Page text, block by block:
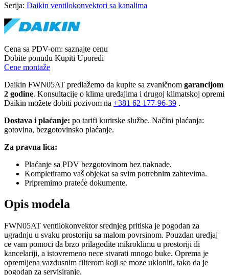
Serija: Daikin ventilokonvektori sa kanalima
Cena sa PDV-om: saznajte cenu
Dobite ponudu Kupiti Uporedi
Cene montaže
Daikin FWN05AT predlažemo da kupite sa zvaničnom garancijom
2 godine. Konsultacije o klima uređajima i drugoj klimatskoj opremi
Daikin možete dobiti pozivom na +381 62 177-96-39 .
Dostava i plaćanje: po tarifi kurirske službe. Načini plaćanja:
gotovina, bezgotovinsko plaćanje.
Za pravna lica:
Plaćanje sa PDV bezgotovinom bez naknade.
Kompletiramo vaš objekat sa svim potrebnim zahtevima.
Pripremimo prateće dokumente.
Opis modela
FWN05AT ventilokonvektor srednjeg pritiska je pogodan za
ugradnju u svaku prostoriju sa malom povrsinom. Pouzdan uredjaj
ce vam pomoci da brzo prilagodite mikroklimu u prostoriji ili
kancelariji, a istovremeno nece stvarati mnogo buke. Oprema je
opremljena vazdusnim filterom koji se moze ukloniti, tako da je
pogodan za servisiranje.